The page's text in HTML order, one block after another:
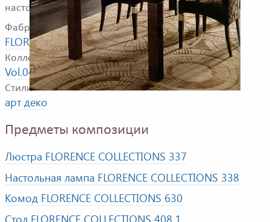
настольная лампа.
Фабрика
FLORENCE COLLECTIONS
Коллекция
Vol.04
Стили
арт деко
Предметы композиции
Люстра FLORENCE COLLECTIONS 337
Настольная лампа FLORENCE COLLECTIONS 338
Комод FLORENCE COLLECTIONS 630
Стол FLORENCE COLLECTIONS 408 1